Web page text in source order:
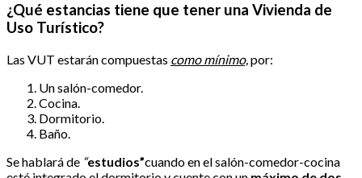
¿Qué estancias tiene que tener una Vivienda de
Uso Turístico?
Las VUT estarán compuestas como mínimo, por:
Un salón-comedor.
Cocina.
Dormitorio.
Baño.
Se hablará de “estudios”cuando en el salón-comedor-cocina